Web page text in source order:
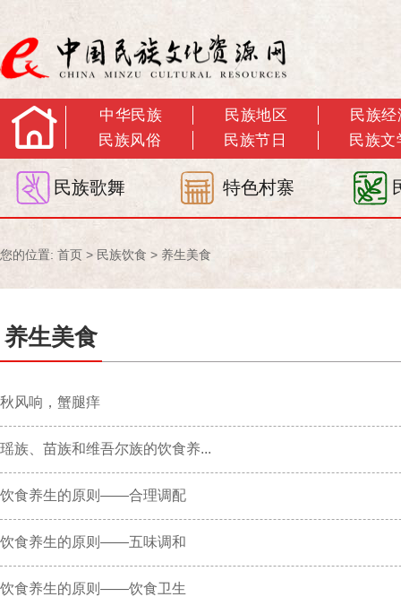
中华民族 民族地区
民族经
民族风俗
民族节日 民族文
民族歌舞 特色村寨
您的位置: 首页 > 民族饮食 > 养生美食
养生美食
秋风响，蟹腿痒
瑶族、苗族和维吾尔族的饮食养...
饮食养生的原则——合理调配
饮食养生的原则——五味调和
饮食养生的原则——饮食卫生